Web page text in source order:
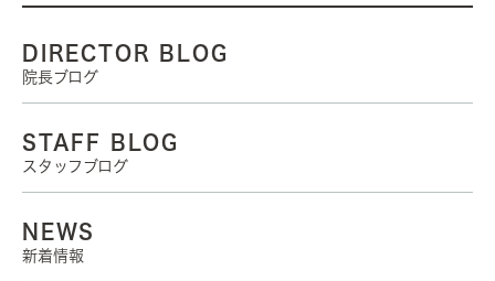
DIRECTOR BLOG
院長ブログ
STAFF BLOG
スタッフブログ
NEWS
新着情報